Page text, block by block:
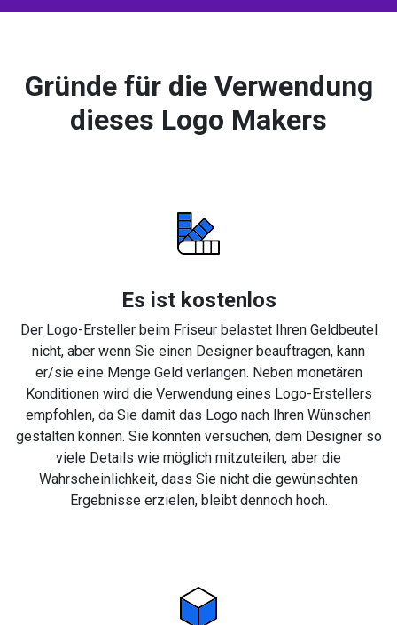
Gründe für die Verwendung
dieses Logo Makers
Es ist kostenlos
Der Logo-Ersteller beim Friseurbelastet Ihren Geldbeutel
nicht, aber wenn Sie einen Designer beauftragen, kann
er/sie eine Menge Geld verlangen. Neben monetären
Konditionen wird die Verwendung eines Logo-Erstellers
empfohlen, da Sie damit das Logo nach Ihren Wünschen
gestalten können. Sie könnten versuchen, dem Designer so
viele Details wie möglich mitzuteilen, aber die
Wahrscheinlichkeit, dass Sie nicht die gewünschten
Ergebnisse erzielen, bleibt dennoch hoch.